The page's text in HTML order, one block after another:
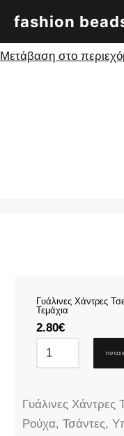
fashion
Μετάβαση στο
Γυάλινες Χάντρες
Τεμάχια
2.80€
Γυάλινες Χάντρες
Ρούχα, Τσάντες,